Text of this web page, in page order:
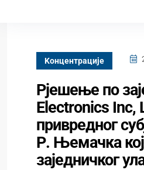
Kонцентрације
Рјешење по
Electronics Inc,
привредног
Р. Њемачка
заједничког